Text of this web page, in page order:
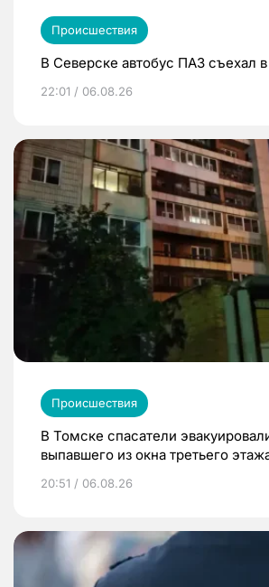
Происшествия
В Северске автобус ПАЗ съехал
22:01 / 06.08.26
Происшествия
В Томске спасатели
выпавшего из окна третьего
20:51 / 06.08.26